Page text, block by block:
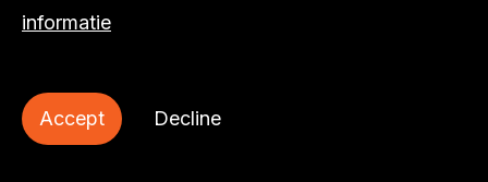
Privacy statement
informatie
Accept Decline